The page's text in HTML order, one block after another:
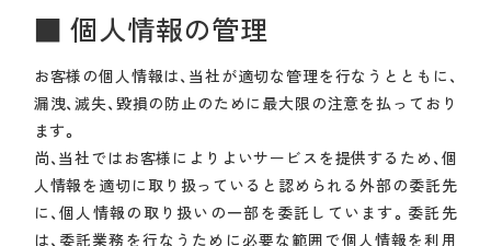
■ 個人情報の管理
お客様の個人情報は、当社が適切な管理を行なうとともに、
漏洩、滅失、毀損の防止のために最大限の注意を払っており
ます。
尚、当社ではお客様によりよいサービスを提供するため、個
人情報を適切に取り扱っていると認められる外部の委託先
に、個人情報の取り扱いの一部を委託しています。委託先
は、委託業務を行なうために必要な範囲で個人情報を利用